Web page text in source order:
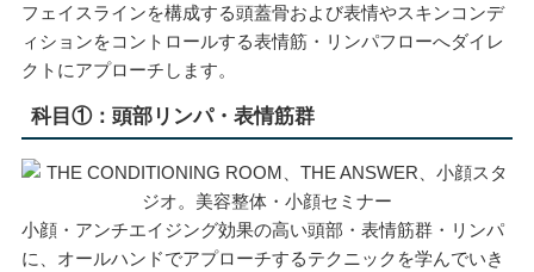
フェイスラインを構成する頭蓋骨および表情やスキンコンデ
ィションをコントロールする表情筋・リンパフローへダイレ
クトにアプローチします。
科目①：頭部リンパ・表情筋群
小顔・アンチエイジング効果の高い頭部・表情筋群・リンパ
に、オールハンドでアプローチするテクニックを学んでいき